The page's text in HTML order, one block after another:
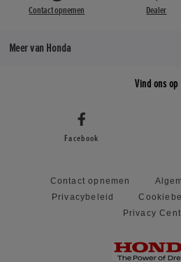
Contact opnemen Dealer
Meer van Honda
Vind ons op
Facebook
Contact opnemen
Privacybeleid
Privacy